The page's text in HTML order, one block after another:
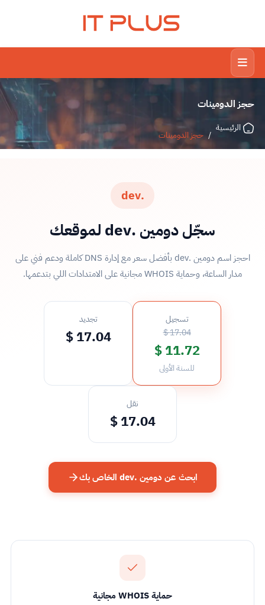
IT PLUS
حجز الدومينات
الرئيسية
/ حجز الدومينات
.dev
سجّل دومين .dev لموقعك
احجز اسم دومين .dev بأفضل سعر مع إدارة DNS كاملة ودعم فني على
مدار الساعة، وحماية WHOIS مجانية على الامتدادات اللي بتدعمها.
تسجيل
17.04 $
11.72 $
للسنة الأولى
تجديد
17.04 $
نقل
17.04 $
ابحث عن دومين .dev الخاص بك
حماية WHOIS مجانية